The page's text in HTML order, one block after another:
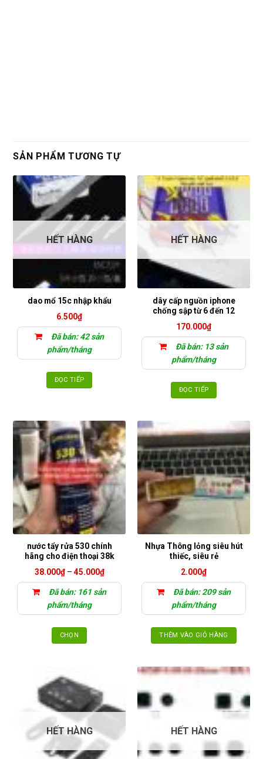
SẢN PHẨM TƯƠNG TỰ
HẾT HÀNG
dao mổ 15c nhập khẩu
6.500₫
Đã bán: 42 sản
phẩm/tháng
ĐỌC TIẾP
HẾT HÀNG
dây cấp nguồn iphone
chống sập từ 6 đến 12
170.000₫
Đã bán: 13 sản
phẩm/tháng
ĐỌC TIẾP
nước tẩy rửa 530 chính
hãng cho điện thoại 38k
38.000₫ – 45.000₫Khoảng
giá:
38.000₫
Đã bán: 161 sản
phẩm/tháng
CHỌN
có
nhiều
biến
thể.
Các
tùy
Nhựa Thông lỏng siêu hút
thiếc, siêu rẻ
2.000₫
Đã bán: 209 sản
phẩm/tháng
THÊM VÀO GIỎ HÀNG
HẾT HÀNG HẾT HÀNG